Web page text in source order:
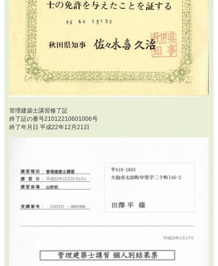
管理建築士講習修了証
終了証の番号21012210601006号
終了年月日 平成22年12月21日